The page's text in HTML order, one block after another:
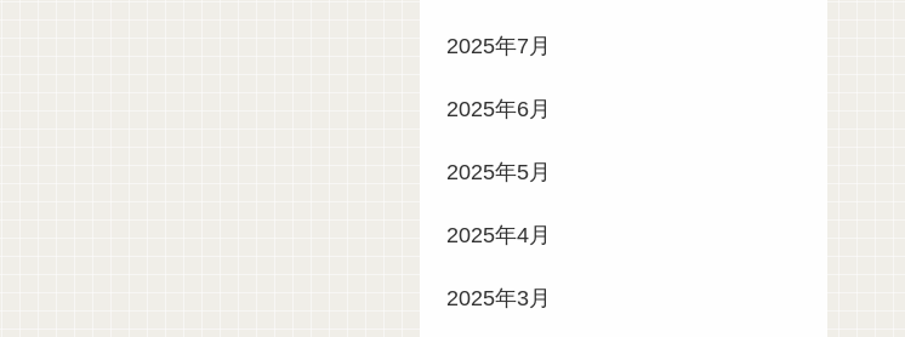
2025年7月
2025年6月
2025年5月
2025年4月
2025年3月